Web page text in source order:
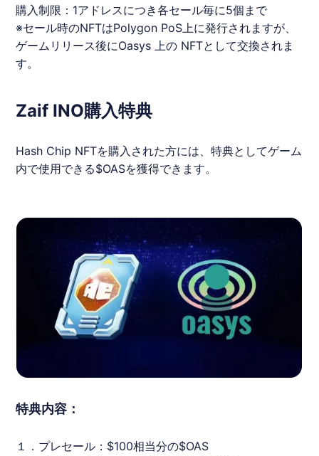
購入制限：1アドレスにつき各セール毎に5個まで
※セール時のNFTはPolygon PoS上に発行されますが、
ゲームリリース後にOasys 上の NFTとして交換されま
す。
Zaif INO購入特典
Hash Chip NFTを購入された方には、特典としてゲーム
内で使用できる$OASを獲得できます。
特典内容：
１．プレセール：$100相当分の$OAS